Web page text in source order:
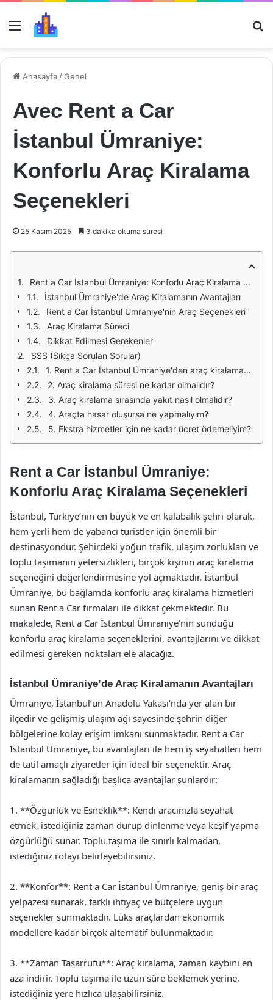
Menü
Anasayfa /Genel
Avec Rent a Car
İstanbul Ümraniye:
Konforlu Araç Kiralama
Seçenekleri
25 Kasım 2025 3 dakika okuma süresi
Rent a Car İstanbul Ümraniye: Konforlu Araç Kiralama Seçenekleri
İstanbul Ümraniye'de Araç Kiralamanın Avantajları
Rent a Car İstanbul Ümraniye'nin Araç Seçenekleri
Araç Kiralama Süreci
Dikkat Edilmesi Gerekenler
SSS (Sıkça Sorulan Sorular)
1. Rent a Car İstanbul Ümraniye'den araç kiralamak için gerekli belgeler nelerdir?
2. Araç kiralama süresi ne kadar olmalıdır?
3. Araç kiralama sırasında yakıt nasıl olmalıdır?
4. Araçta hasar oluşursa ne yapmalıyım?
5. Ekstra hizmetler için ne kadar ücret ödemeliyim?
Rent a Car İstanbul Ümraniye:
Konforlu Araç Kiralama Seçenekleri
İstanbul, Türkiye’nin en büyük ve en kalabalık şehri olarak,
hem yerli hem de yabancı turistler için önemli bir
destinasyondur. Şehirdeki yoğun trafik, ulaşım zorlukları ve
toplu taşımanın yetersizlikleri, birçok kişinin araç kiralama
seçeneğini değerlendirmesine yol açmaktadır. İstanbul
Ümraniye, bu bağlamda konforlu araç kiralama hizmetleri
sunan Rent a Car firmaları ile dikkat çekmektedir. Bu
makalede, Rent a Car İstanbul Ümraniye’nin sunduğu
konforlu araç kiralama seçeneklerini, avantajlarını ve dikkat
edilmesi gereken noktaları ele alacağız.
İstanbul Ümraniye’de Araç Kiralamanın Avantajları
Ümraniye, İstanbul’un Anadolu Yakası’nda yer alan bir
ilçedir ve gelişmiş ulaşım ağı sayesinde şehrin diğer
bölgelerine kolay erişim imkanı sunmaktadır. Rent a Car
İstanbul Ümraniye, bu avantajları ile hem iş seyahatleri hem
de tatil amaçlı ziyaretler için ideal bir seçenektir. Araç
kiralamanın sağladığı başlıca avantajlar şunlardır:
1. **Özgürlük ve Esneklik**: Kendi aracınızla seyahat
etmek, istediğiniz zaman durup dinlenme veya keşif yapma
özgürlüğü sunar. Toplu taşıma ile sınırlı kalmadan,
istediğiniz rotayı belirleyebilirsiniz.
2. **Konfor**: Rent a Car İstanbul Ümraniye, geniş bir araç
yelpazesi sunarak, farklı ihtiyaç ve bütçelere uygun
seçenekler sunmaktadır. Lüks araçlardan ekonomik
modellere kadar birçok alternatif bulunmaktadır.
3. **Zaman Tasarrufu**: Araç kiralama, zaman kaybını en
aza indirir. Toplu taşıma ile uzun süre beklemek yerine,
istediğiniz yere hızlıca ulaşabilirsiniz.